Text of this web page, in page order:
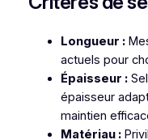
Longueur :
actuels pour
Épaisseur :
épaisseur
maintien
Matériau :